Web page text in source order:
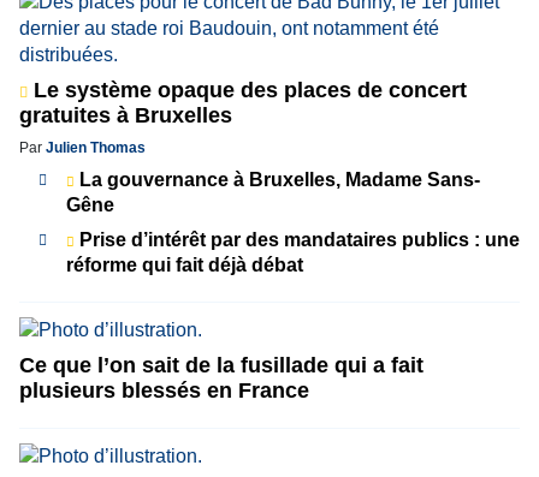
Le système opaque des places de concert
gratuites à Bruxelles
Par Julien Thomas
La gouvernance à Bruxelles, Madame Sans-
Gêne
Prise d’intérêt par des mandataires publics : une
réforme qui fait déjà débat
Ce que l’on sait de la fusillade qui a fait
plusieurs blessés en France